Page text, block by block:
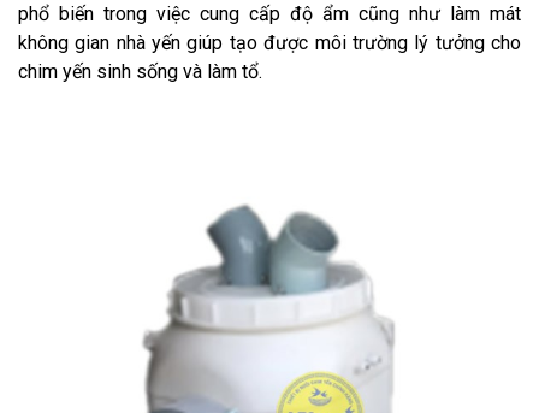
phổ biến trong việc cung cấp độ ẩm cũng như làm mát
không gian nhà yến giúp tạo được môi trường lý tưởng cho
chim yến sinh sống và làm tổ.